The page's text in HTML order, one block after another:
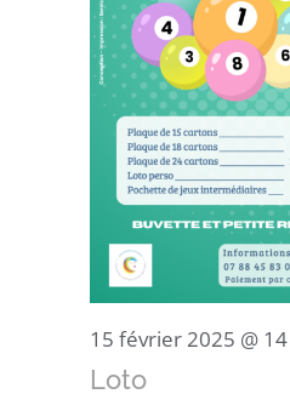
15 février 2025 @
Loto